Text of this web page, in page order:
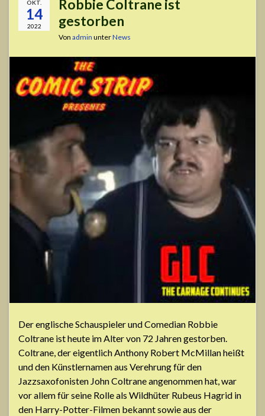
OKT.
14
2022
Robbie Coltrane ist
gestorben
Von admin unterNews
Der englische Schauspieler und Comedian Robbie
Coltrane ist heute im Alter von 72 Jahren gestorben.
Coltrane, der eigentlich Anthony Robert McMillan heißt
und den Künstlernamen aus Verehrung für den
Jazzsaxofonisten John Coltrane angenommen hat, war
vor allem für seine Rolle als Wildhüter Rubeus Hagrid in
den Harry-Potter-Filmen bekannt sowie aus der